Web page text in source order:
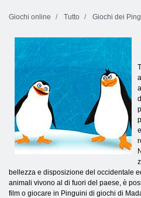
Giochi online Tutto Giochi dei
bellezza e disposizione del occidentale
animali vivono al di fuori del paese, è
film o giocare in Pinguini di giochi di